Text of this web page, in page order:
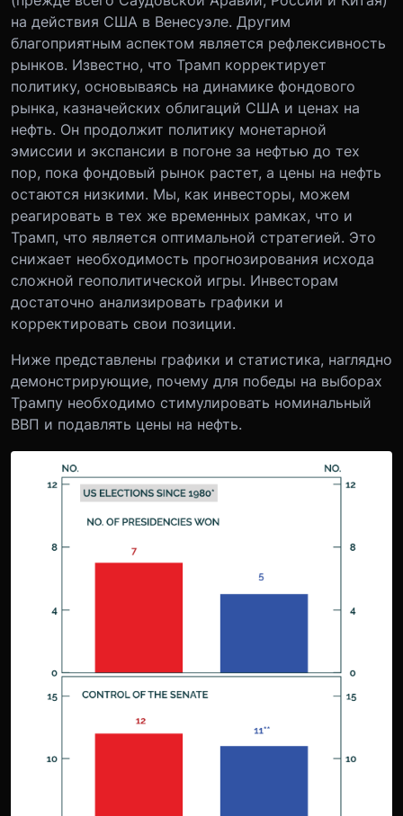
на действия США в Венесуэле. Другим
благоприятным аспектом является рефлексивность
рынков. Известно, что Трамп корректирует
политику, основываясь на динамике фондового
рынка, казначейских облигаций США и ценах на
нефть. Он продолжит политику монетарной
эмиссии и экспансии в погоне за нефтью до тех
пор, пока фондовый рынок растет, а цены на нефть
остаются низкими. Мы, как инвесторы, можем
реагировать в тех же временных рамках, что и
Трамп, что является оптимальной стратегией. Это
снижает необходимость прогнозирования исхода
сложной геополитической игры. Инвесторам
достаточно анализировать графики и
корректировать свои позиции.
Ниже представлены графики и статистика, наглядно
демонстрирующие, почему для победы на выборах
Трампу необходимо стимулировать номинальный
ВВП и подавлять цены на нефть.